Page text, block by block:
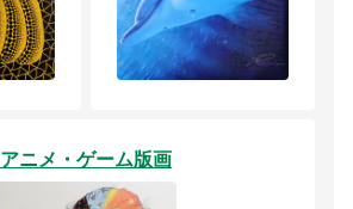
アニメ・ゲーム版画